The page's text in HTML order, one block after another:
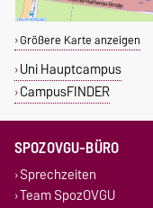
Größere Karte anzeigen
Uni Hauptcampus
CampusFINDER
SPOZOVGU-BÜRO
Sprechzeiten
Team SpozOVGU